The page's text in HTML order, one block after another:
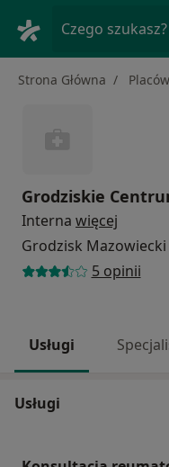
Czego szukasz?
Strona Główna
Grodziskie
Interna więcej
Grodzisk Mazowiecki
5 opinii
Usługi
Usługi